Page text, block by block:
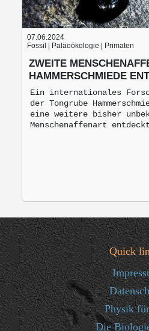
07.06.2024
Fossil | Paläoökologie | Primaten
ZWEITE
HAMMERSCHMIEDE
Ein internationales
der Tongrube
eine weitere bisher
Menschenaffenart
Quick
Physik
Die